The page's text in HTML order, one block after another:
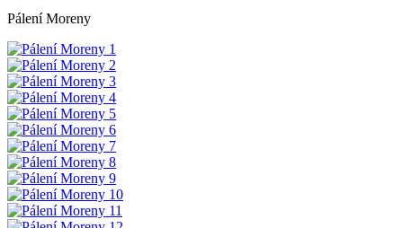
Pálení Moreny